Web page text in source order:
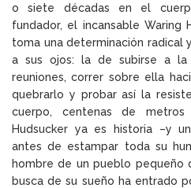
o siete décadas en el
fundador, el incansable Waring
toma una determinación radical
a sus ojos: la de subirse a
reuniones, correr sobre ella
quebrarlo y probar así la
cuerpo, centenas de metros
Hudsucker ya es historia –y
antes de estampar toda su
hombre de un pueblo pequeño
busca de su sueño ha entrado